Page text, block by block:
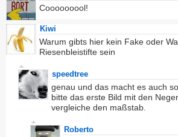
Cooooooool!
Kiwi
Warum gibts hier kein Fake oder
Riesenbleistifte sein
speedtree
genau und das macht es auch
bitte das erste Bild mit den
vergleiche den maßstab.
Roberto